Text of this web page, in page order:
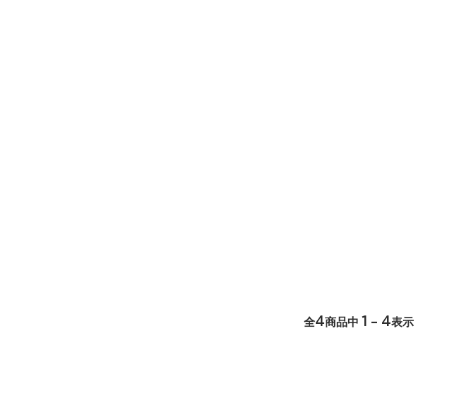
全4商品中 1 - 4表示